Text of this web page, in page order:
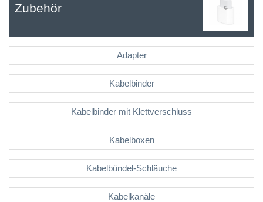
Zubehör
Adapter
Kabelbinder
Kabelbinder mit Klettverschluss
Kabelboxen
Kabelbündel-Schläuche
Kabelkanäle